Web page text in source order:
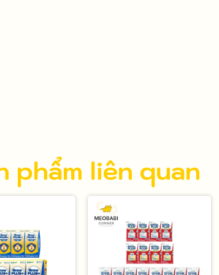
phẩm liên quan